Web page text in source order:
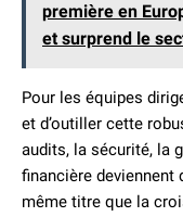
première en
et surprend le
Pour les équipes
et d’outiller cette
audits, la sécurité, la
financière deviennent
même titre que la